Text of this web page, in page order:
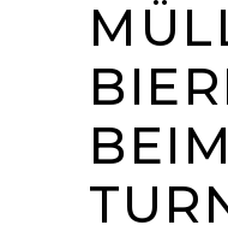
BEIM